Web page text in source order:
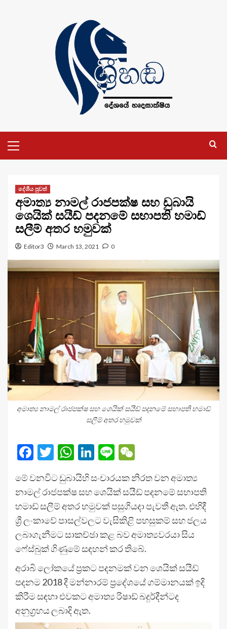
Menu
දේශීය පුවත්
අමාත්‍ය නාමල් රාජපක්ෂ සහ ඩුබායි
ශෙයික් සයීඩ් පදනමේ සභාපති හමාඩ්
සලීම් අතර හමුවක්
Editor3 March 13, 2021 0
අමාත්‍ය නාමල් රාජපක්ෂ සහ ශෙයික් සයීඩ් පදනමේ සභාපති හමාඩ්
සලීම් අතර හමුවක්
Facebook
Twitter
WhatsApp
LinkedIn
Line
මේ වනවිට ඩුබායිහි සංචාරයක නිරත වන අමාත්‍ය
නාමල් රාජපක්ෂ සහ ශෙයික් සයීඩ් පදනමේ සභාපති
හමාඩ් සලීම් අතර හමුවක් පසුගියදා පැවතී ඇත. එහිදී
ශ්‍රී ලංකාවේ පාසල්වලට වැසිකිළි පහසුකම් සහ ජලය
ලබාගැනීමට සාකච්ඡා කළ බව අමාත්‍යවරයා සිය
ෆේස්බුක් ගිණුමේ සඳහන් කර තිබේ.
අරාබි ලෝකයේ ප්‍රකට පදනමක් වන ශෙයික් සයීඩ්
පදනම 2018 දී මන්නාරම් ප්‍රදේශයේ ගම්මානයක් ඉදි
කිරීම සඳහා එවකට අමාත්‍ය රිෂාඩ් බදුර්දීන්ටද
අනුග්‍රහය ලබාදි ඇත.